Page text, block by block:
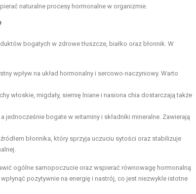
naturalne procesy hormonalne w organizmie.
bogatych w zdrowe tłuszcze, białko oraz błonnik. W
wpływ na układ hormonalny i sercowo-naczyniowy. Warto
włoskie, migdały, siemię lniane i nasiona chia dostarczają także
jednocześnie bogate w witaminy i składniki mineralne. Zawierają
błonnika, który sprzyja uczuciu sytości oraz stabilizuje
ogólne samopoczucie oraz wspierać równowagę hormonalną
pozytywnie na energię i nastrój, co jest niezwykle istotne